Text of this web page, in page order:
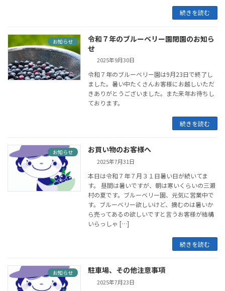
続きを読む
お知らせ
令和７年のブルーベリー園閉園のお知ら
せ
2025年9月30日
令和７年のブルーベリー園は9月23日で終了し
ました。暑い中たくさんお客様にお越しいただ
きありがとうございました。また来年お待ちし
ております。
続きを読む
お知らせ お買い物のお客様へ
2025年7月31日
本日は令和７年７月３１日暑い日が続いてま
す。 昼間は暑いですが、朝は寒いくらいの三瀬
村の夏です。ブルーベリー園、元気に営業中で
す。ブルーベリー欲しいけど、摘むのは暑いか
ら売ってあるの欲しいですと言うお客様が結構
いらっしゃ […]
続きを読む
お知らせ 駐車場、その他注意事項
2025年7月23日